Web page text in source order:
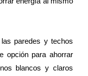
paredes y techos
opción para ahorrar
blancos y claros